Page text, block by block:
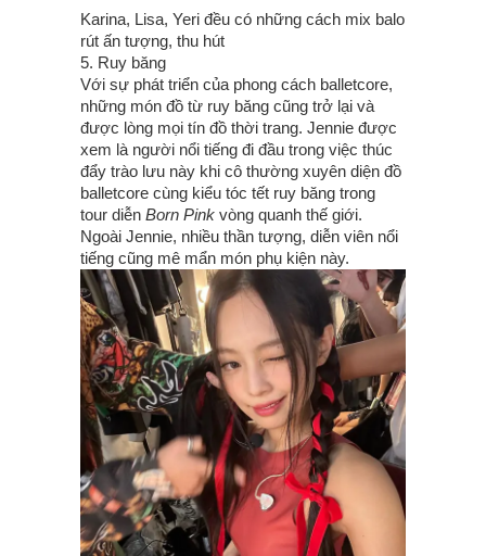
Karina, Lisa, Yeri đều có những cách mix balo
rút ấn tượng, thu hút
5. Ruy băng
Với sự phát triển của phong cách balletcore,
những món đồ từ ruy băng cũng trở lại và
được lòng mọi tín đồ thời trang. Jennie được
xem là người nổi tiếng đi đầu trong việc thúc
đẩy trào lưu này khi cô thường xuyên diện đồ
balletcore cùng kiểu tóc tết ruy băng trong
tour diễn Born Pink vòng quanh thế giới.
Ngoài Jennie, nhiều thần tượng, diễn viên nổi
tiếng cũng mê mẩn món phụ kiện này.